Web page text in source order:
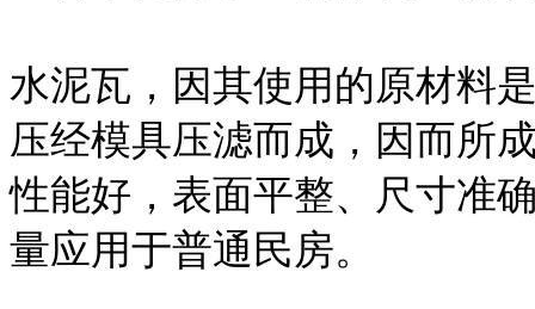
水泥瓦，因其使用的原材料
压经模具压滤而成，因而所
性能好，表面平整、尺寸准
量应用于普通民房。